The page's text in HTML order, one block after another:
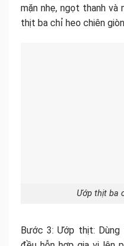
mặn nhẹ, ngọt thanh
thịt ba chỉ heo chiên
Ướp thịt ba
Bước 3: Ướp thịt: